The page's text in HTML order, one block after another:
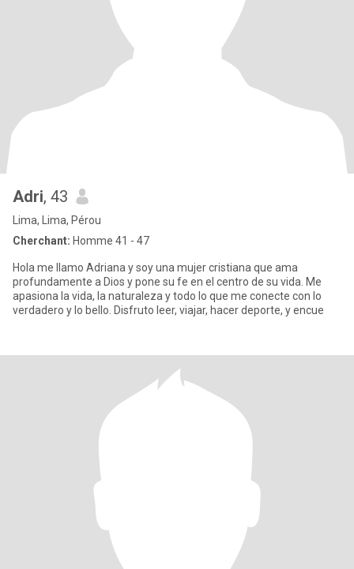
Adri, 43
Lima, Lima, Pérou
Cherchant: Homme 41 - 47
Hola me llamo Adriana y soy una mujer cristiana que ama
profundamente a Dios y pone su fe en el centro de su vida. Me
apasiona la vida, la naturaleza y todo lo que me conecte con lo
verdadero y lo bello. Disfruto leer, viajar, hacer deporte, y encue